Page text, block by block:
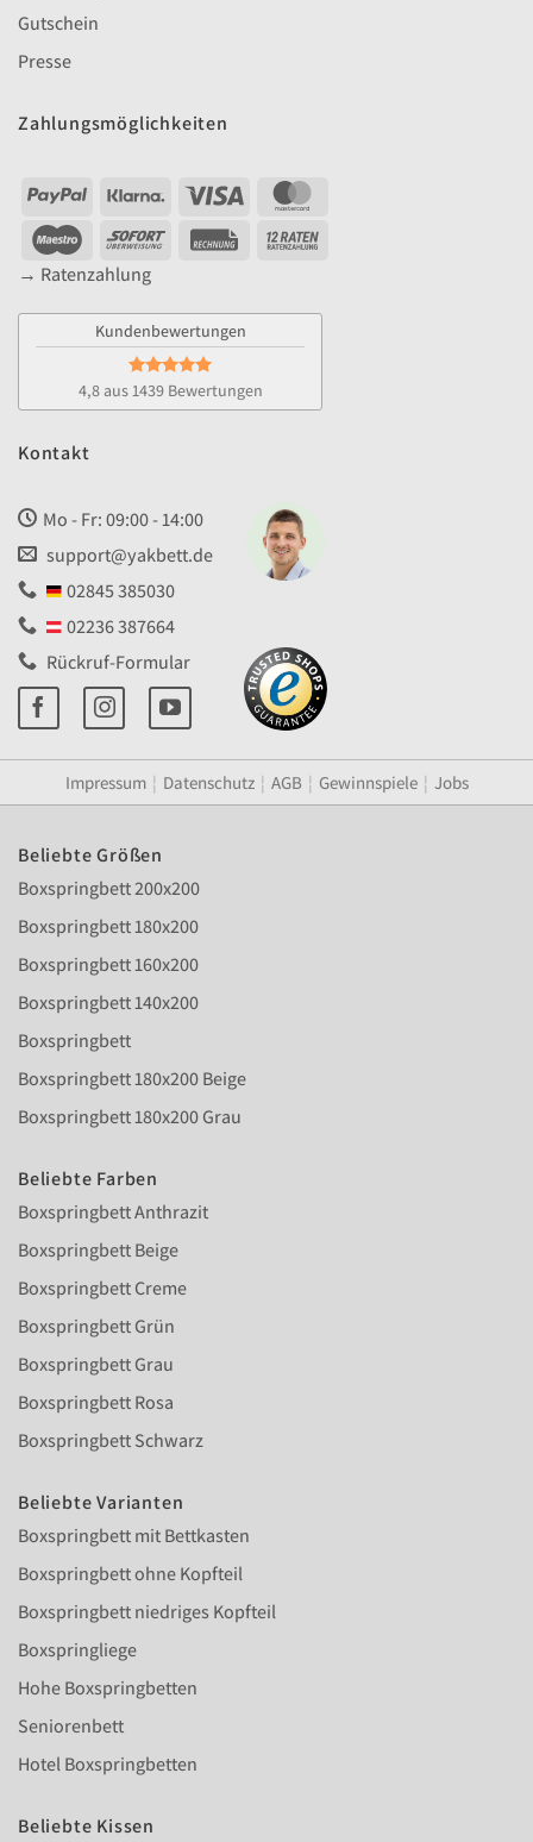
Gutschein
Presse
Zahlungsmöglichkeiten
PayPal Klarna Visa
Maestro Sofort Rechung
→ Ratenzahlung
Kundenbewertungen
4,8 aus 1439 Bewertungen
Kontakt
Mo - Fr: 09:00 - 14:00
support@yakbett.de
02845 385030
02236 387664
Rückruf-Formular
Impressum ¦ Datenschutz ¦ AGB ¦ Gewinnspiele ¦ Jobs
Beliebte Größen
Boxspringbett 200x200
Boxspringbett 180x200
Boxspringbett 160x200
Boxspringbett 140x200
Boxspringbett
Boxspringbett 180x200 Beige
Boxspringbett 180x200 Grau
Beliebte Farben
Boxspringbett Anthrazit
Boxspringbett Beige
Boxspringbett Creme
Boxspringbett Grün
Boxspringbett Grau
Boxspringbett Rosa
Boxspringbett Schwarz
Beliebte Varianten
Boxspringbett mit Bettkasten
Boxspringbett ohne Kopfteil
Boxspringbett niedriges Kopfteil
Boxspringliege
Hohe Boxspringbetten
Seniorenbett
Hotel Boxspringbetten
Beliebte Kissen